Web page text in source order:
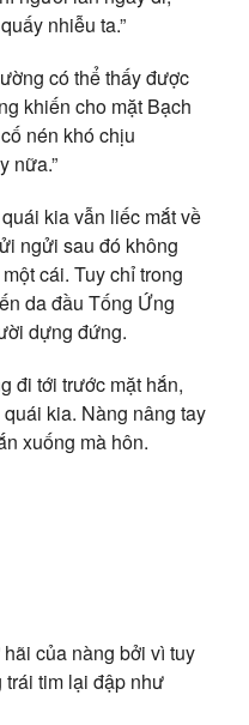
nhiễu ta.”
có thể thấy được
khiến cho mặt Bạch
nén khó chịu
nữa.”
kia vẫn liếc mắt về
ngửi sau đó không
cái. Tuy chỉ trong
da đầu Tống Ứng
dựng đứng.
đi tới trước mặt hắn,
kia. Nàng nâng tay
xuống mà hôn.
của nàng bởi vì tuy
tim lại đập như